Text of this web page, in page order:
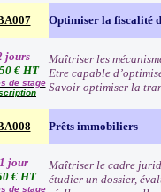
Optimiser la fiscalité
jours
€ HT
de stage
Maîtriser les
Etre capable
Savoir optimiser la
Prêts immobiliers
1 jour
€ HT
de stage
Maîtriser le cadre
étudier un dossier,